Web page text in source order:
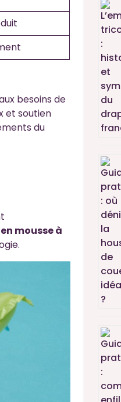
besoins de
et soutien
du
mousse à